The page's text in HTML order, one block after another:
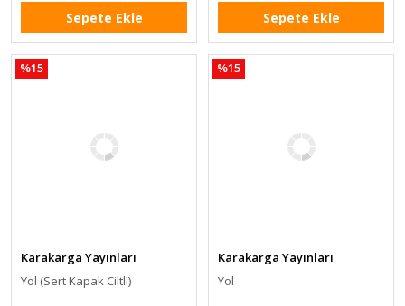
Sepete Ekle Sepete Ekle
%15
Karakarga Yayınları
Yol (Sert Kapak Ciltli)
%15
Karakarga Yayınları
Yol